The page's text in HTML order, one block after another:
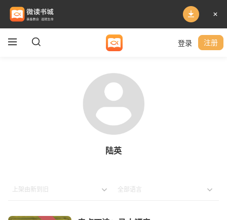
登录 注册
陆英